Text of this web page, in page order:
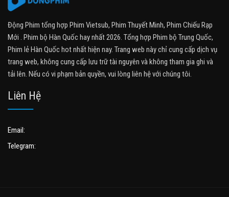
Động Phim tổng hợp Phim Vietsub, Phim Thuyết Minh, Phim Chiếu Rạp
Mới . Phim bộ Hàn Quốc hay nhất 2026. Tổng hợp Phim bộ Trung Quốc,
Phim lẻ Hàn Quốc hot nhất hiện nay. Trang web này chỉ cung cấp dịch vụ
trang web, không cung cấp lưu trữ tài nguyên và không tham gia ghi và
tải lên. Nếu có vi phạm bản quyền, vui lòng liên hệ với chúng tôi.
Liên Hệ
Email:
Telegram: